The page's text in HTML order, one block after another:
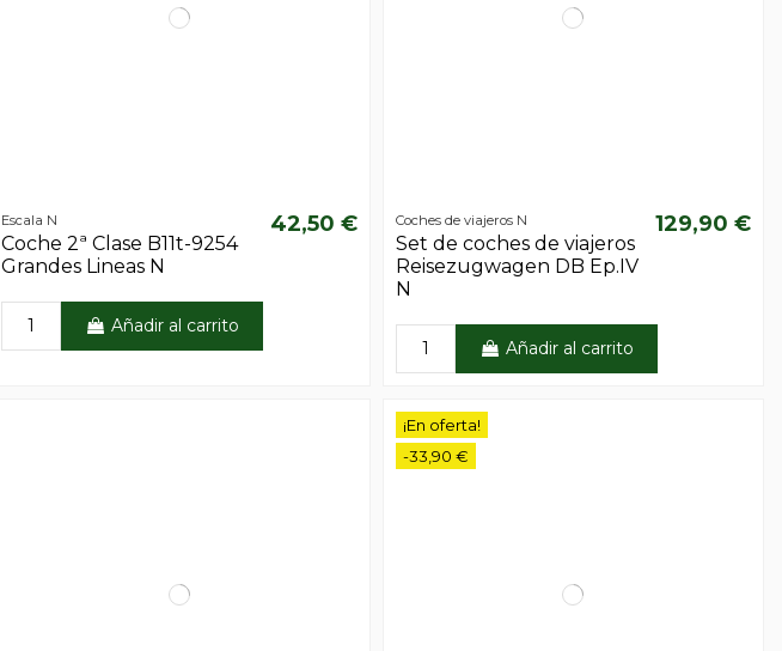
Escala N
Coche 2ª Clase B11t-9254
Grandes Lineas N
42,50 €
Añadir al carrito
Coches de viajeros N
Set de coches de viajeros
Reisezugwagen DB Ep.IV
N
129,90 €
Añadir al carrito
¡En oferta!
-33,90 €